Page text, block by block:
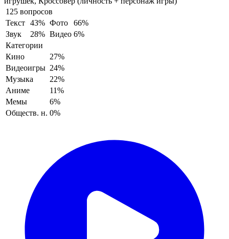
125 вопросов
Текст 43% Фото
66%
Звук
28% Видео 6%
Категории
Кино
27%
Видеоигры 24%
Музыка
22%
Аниме
11%
Мемы
6%
Обществ. н. 0%